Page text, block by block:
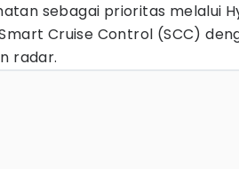
sebagai prioritas melalui
Cruise Control (SCC)
radar.